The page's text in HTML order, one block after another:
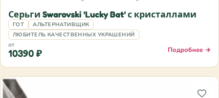
Серьги Swarovski 'Lucky Bat' с кристаллами
ГОТ
АЛЬТЕРНАТИВЩИК
ЛЮБИТЕЛЬ КАЧЕСТВЕННЫХ УКРАШЕНИЙ
от
10390 ₽ Подробнее →